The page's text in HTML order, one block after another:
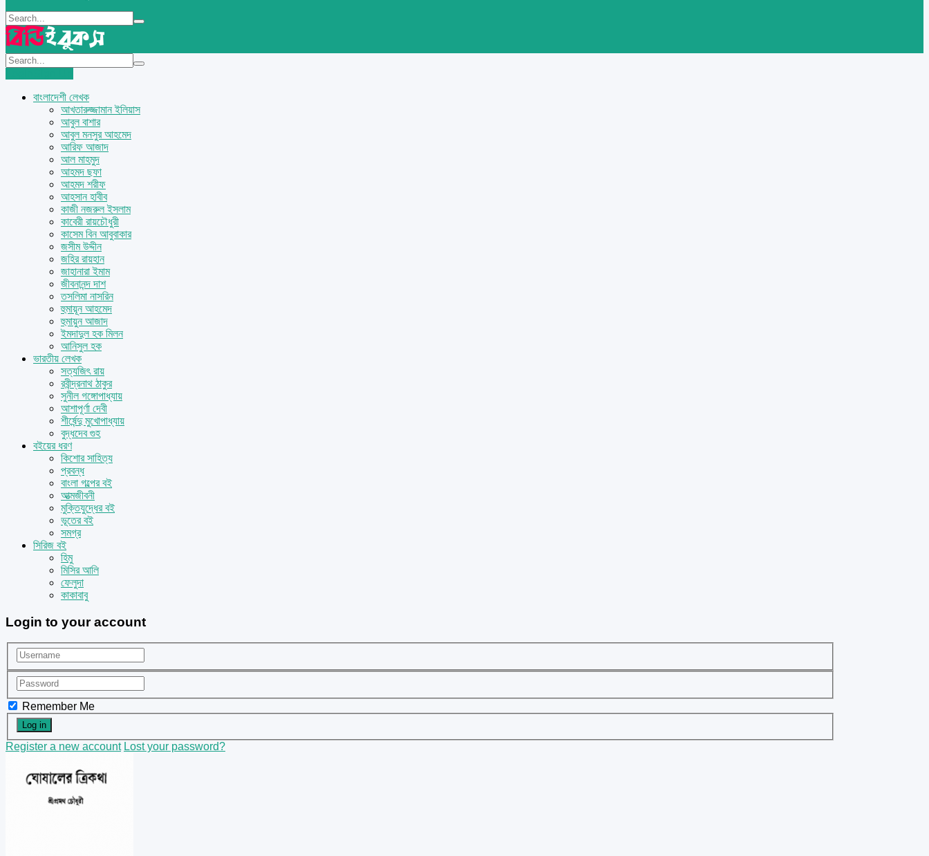
বাংলাদেশী লেখক
আখতারুজ্জামান ইলিয়াস
আবুল বাশার
আবুল মনসুর আহমেদ
আরিফ আজাদ
আল মাহমুদ
আহমদ ছফা
আহমদ শরীফ
আহসান হাবীব
কাজী নজরুল ইসলাম
কাবেরী রায়চৌধুরী
কাসেম বিন আবুবাকার
জসীম উদ্দীন
জহির রায়হান
জাহানারা ইমাম
জীবনানন্দ দাশ
তসলিমা নাসরিন
হুমায়ূন আহমেদ
হুমায়ুন আজাদ
ইমদাদুল হক মিলন
আনিসুল হক
ভারতীয় লেখক
সত্যজিৎ রায়
রবীন্দ্রনাথ ঠাকুর
সুনীল গঙ্গোপাধ্যায়
আশাপূর্ণা দেবী
শীর্ষেন্দু মুখোপাধ্যায়
বুদ্ধদেব গুহ
বইয়ের ধরণ
কিশোর সাহিত্য
প্রবন্ধ
বাংলা গল্পের বই
আত্মজীবনী
মুক্তিযুদ্ধের বই
ভূতের বই
সমগ্র
সিরিজ বই
হিমু
মিসির আলি
ফেলুদা
কাকাবাবু
Login to your account
Remember Me
Register a new account Lost your password?